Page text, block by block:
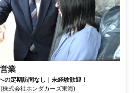
業
の定期訪問なし｜未経験歓迎！
株式会社ホンダカーズ東海)